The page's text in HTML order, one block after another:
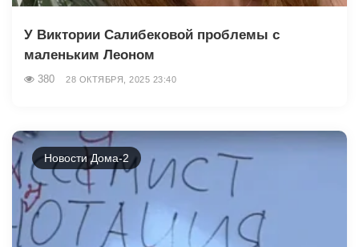
У Виктории Салибековой проблемы с
маленьким Леоном
380 28 ОКТЯБРЯ, 2025 23:40
Новости Дома-2